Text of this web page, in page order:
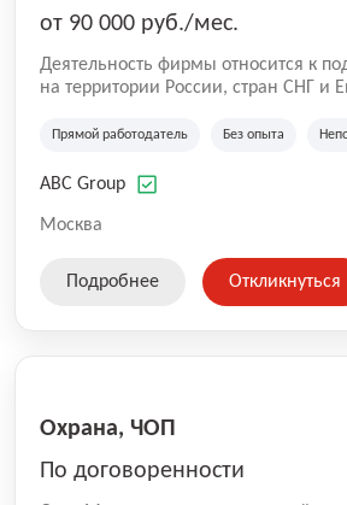
от 90 000 руб./мес.
Деятельность фирмы относится к
на территории России, стран СНГ и
культуре и развлечениям,
Прямой работодатель Без опыта
ABC Group
Москва
Подробнее Откликнуться
Охрана, ЧОП
По договоренности